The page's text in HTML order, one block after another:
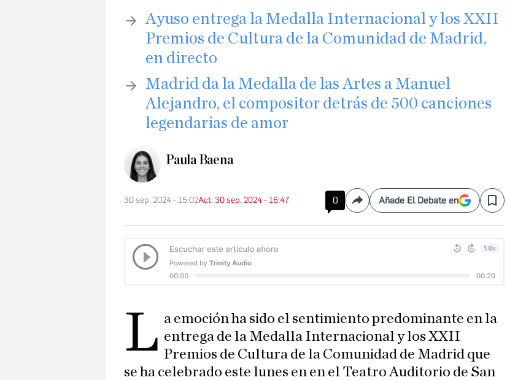
Ayuso entrega la Medalla Internacional y los XXII
Premios de Cultura de la Comunidad de Madrid,
en directo
Madrid da la Medalla de las Artes a Manuel
Alejandro, el compositor detrás de 500 canciones
legendarias de amor
Paula Baena
30 sep. 2024 - 15:02Act. 30 sep. 2024 - 16:47 0 CompartirAñade El Debate en Save
L a emoción ha sido el sentimiento predominante en la
entrega de la Medalla Internacional y los XXII
Premios de Cultura de la Comunidad de Madrid que
se ha celebrado este lunes en en el Teatro Auditorio de San